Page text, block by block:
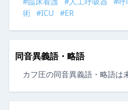
術 #ICU #ER
同音異義語・略語
カフ圧の同音異義語・略語は